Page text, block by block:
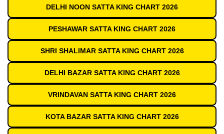
DELHI NOON SATTA KING CHART 2026
PESHAWAR SATTA KING CHART 2026
SHRI SHALIMAR SATTA KING CHART 2026
DELHI BAZAR SATTA KING CHART 2026
VRINDAVAN SATTA KING CHART 2026
KOTA BAZAR SATTA KING CHART 2026